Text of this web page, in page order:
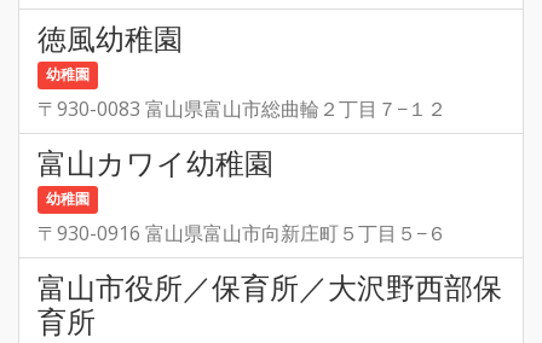
徳風幼稚園
幼稚園
〒930-0083 富山県富山市総曲輪２丁目７−１２
富山カワイ幼稚園
幼稚園
〒930-0916 富山県富山市向新庄町５丁目５−６
富山市役所／保育所／大沢野西部保
育所